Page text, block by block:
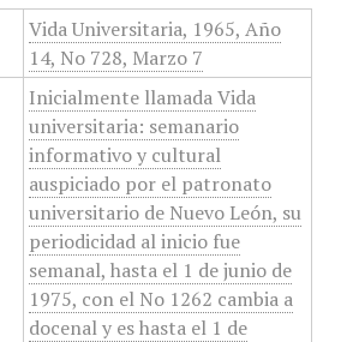
Vida Universitaria, 1965, Año
14, No 728, Marzo 7
Inicialmente llamada Vida
universitaria: semanario
informativo y cultural
auspiciado por el patronato
universitario de Nuevo León, su
periodicidad al inicio fue
semanal, hasta el 1 de junio de
1975, con el No 1262 cambia a
docenal y es hasta el 1 de